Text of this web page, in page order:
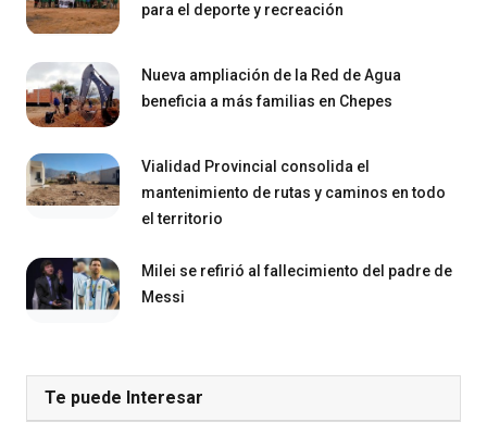
para el deporte y recreación
Nueva ampliación de la Red de Agua
beneficia a más familias en Chepes
Vialidad Provincial consolida el
mantenimiento de rutas y caminos en todo
el territorio
Milei se refirió al fallecimiento del padre de
Messi
Te puede Interesar